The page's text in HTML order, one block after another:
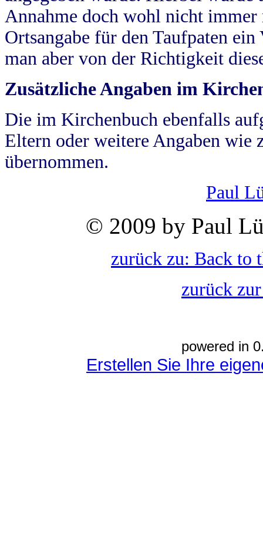
Annahme doch wohl nicht
Ortsangabe für den Taufpaten
man aber von der Richtigkeit
Zusätzliche Angaben im
Die im Kirchenbuch ebenfalls
Eltern oder weitere Angaben wie
übernommen.
Paul
© 2009 by Paul
zurück zu: Back to
zurück
powered in
Erstellen Sie Ihre